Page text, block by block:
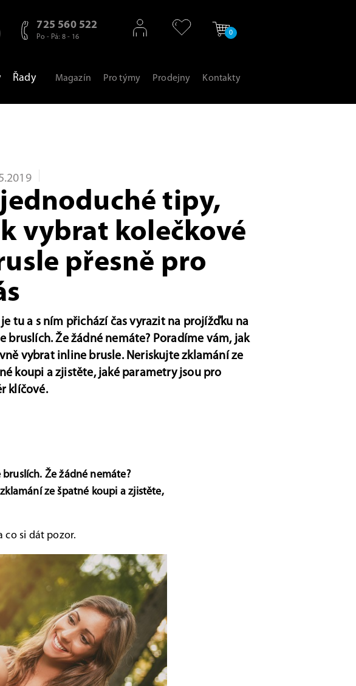
725 560 522
Po - Pá: 8 - 16
0
Řady Magazín Pro týmy Prodejny Kontakty
tipy,
vybrat kolečkové
přesně pro
je tu a s ním přichází čas vyrazit na projížďku na
bruslích. Že žádné nemáte? Poradíme vám, jak
vybrat inline brusle. Neriskujte zklamání ze
koupi a zjistěte, jaké parametry jsou pro
klíčové.
Že žádné nemáte?
ze špatné koupi a zjistěte,
co si dát pozor.